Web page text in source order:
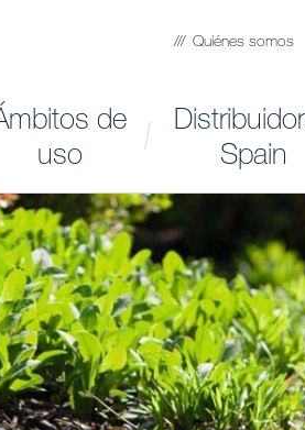
Quiénes somos
de
uso
Spain